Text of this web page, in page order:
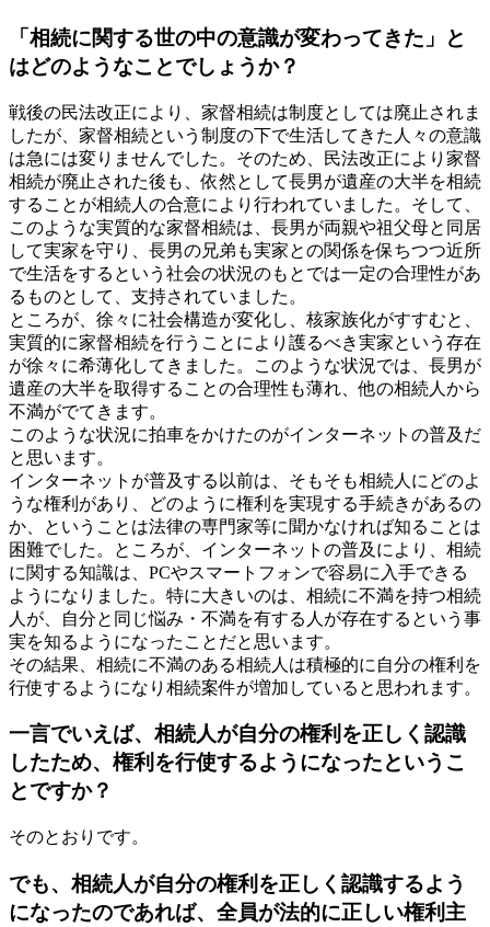
「相続に関する世の中の意識が変わってきた」と
はどのようなことでしょうか？
戦後の民法改正により、家督相続は制度としては廃止されま
したが、家督相続という制度の下で生活してきた人々の意識
は急には変りませんでした。そのため、民法改正により家督
相続が廃止された後も、依然として長男が遺産の大半を相続
することが相続人の合意により行われていました。そして、
このような実質的な家督相続は、長男が両親や祖父母と同居
して実家を守り、長男の兄弟も実家との関係を保ちつつ近所
で生活をするという社会の状況のもとでは一定の合理性があ
るものとして、支持されていました。
ところが、徐々に社会構造が変化し、核家族化がすすむと、
実質的に家督相続を行うことにより護るべき実家という存在
が徐々に希薄化してきました。このような状況では、長男が
遺産の大半を取得することの合理性も薄れ、他の相続人から
不満がでてきます。
このような状況に拍車をかけたのがインターネットの普及だ
と思います。
インターネットが普及する以前は、そもそも相続人にどのよ
うな権利があり、どのように権利を実現する手続きがあるの
か、ということは法律の専門家等に聞かなければ知ることは
困難でした。ところが、インターネットの普及により、相続
に関する知識は、PCやスマートフォンで容易に入手できる
ようになりました。特に大きいのは、相続に不満を持つ相続
人が、自分と同じ悩み・不満を有する人が存在するという事
実を知るようになったことだと思います。
その結果、相続に不満のある相続人は積極的に自分の権利を
行使するようになり相続案件が増加していると思われます。
一言でいえば、相続人が自分の権利を正しく認識
したため、権利を行使するようになったというこ
とですか？
そのとおりです。
でも、相続人が自分の権利を正しく認識するよう
になったのであれば、全員が法的に正しい権利主